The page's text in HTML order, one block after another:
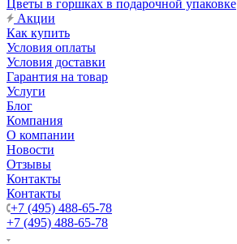
Цветы в горшках в подарочной упаковке
Акции
Как купить
Условия оплаты
Условия доставки
Гарантия на товар
Услуги
Блог
Компания
О компании
Новости
Отзывы
Контакты
Контакты
+7 (495) 488-65-78
+7 (495) 488-65-78